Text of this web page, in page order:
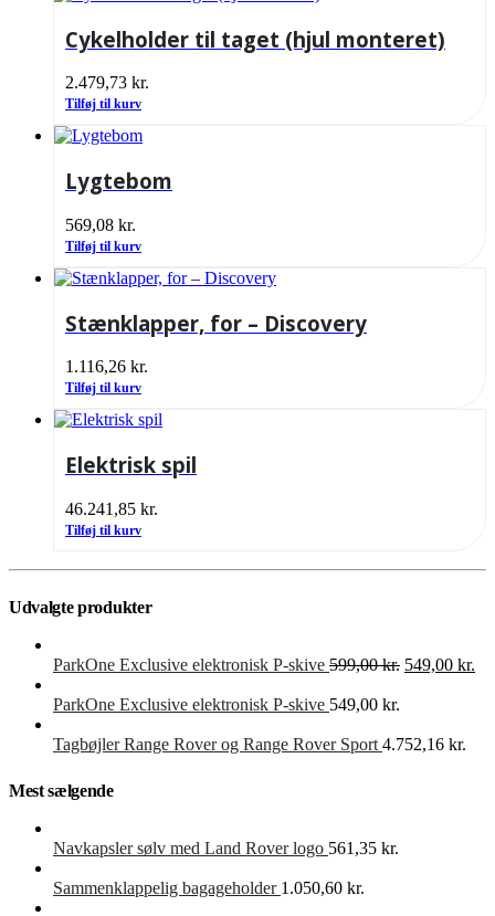
Cykelholder til taget (hjul monteret)
2.479,73 kr.
Tilføj til kurv
Lygtebom
569,08 kr.
Tilføj til kurv
Stænklapper, for – Discovery
1.116,26 kr.
Tilføj til kurv
Elektrisk spil
46.241,85 kr.
Tilføj til kurv
Udvalgte produkter
ParkOne Exclusive elektronisk P-skive 599,00kr. Den
599,00 kr..
549,00 kr.
ParkOne Exclusive elektronisk P-skive 549,00 kr.
Tagbøjler Range Rover og Range Rover Sport 4.752,16 kr.
Mest sælgende
Navkapsler sølv med Land Rover logo 561,35 kr.
Sammenklappelig bagageholder 1.050,60 kr.